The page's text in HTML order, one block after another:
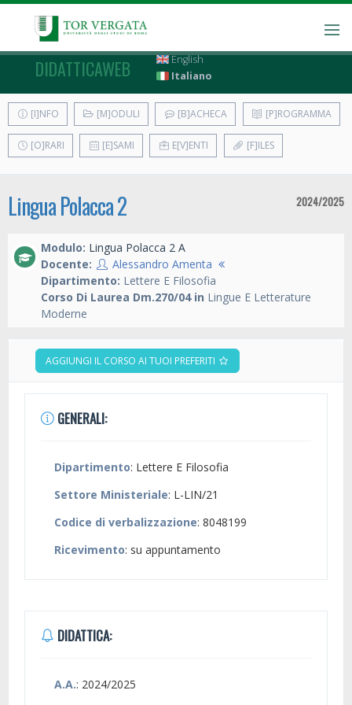
DIDATTICAWEB
English
Italiano
[I]NFO [M]ODULI [B]ACHECA [P]ROGRAMMA
[O]RARI [E]SAMI E[V]ENTI [F]ILES
Lingua Polacca 2 2024/2025
Modulo: Lingua Polacca 2 A
Docente:
Alessandro Amenta
Dipartimento: Lettere E Filosofia
Corso Di Laurea Dm.270/04 in Lingue E Letterature
Moderne
AGGIUNGI IL CORSO AI TUOI PREFERITI
GENERALI:
Dipartimento: Lettere E Filosofia
Settore Ministeriale: L-LIN/21
Codice di verbalizzazione: 8048199
Ricevimento: su appuntamento
DIDATTICA:
A.A.: 2024/2025